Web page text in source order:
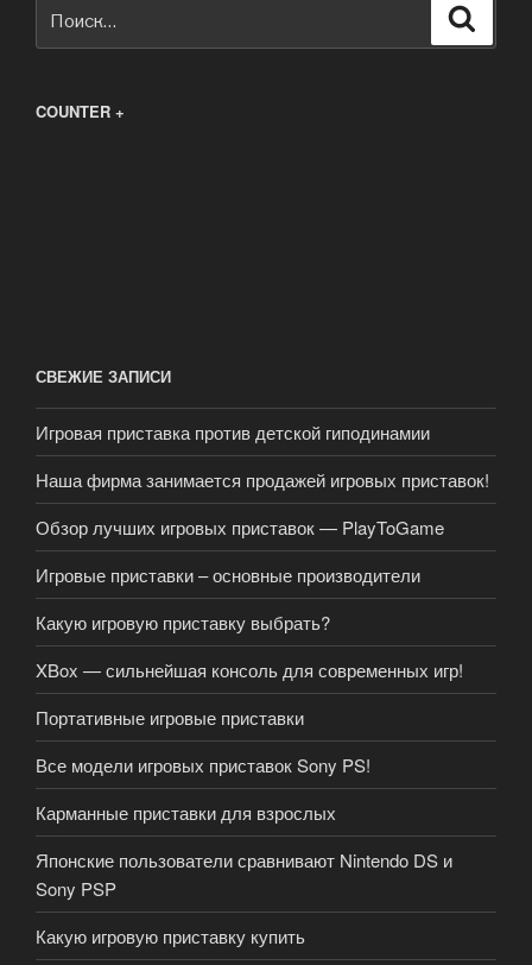
COUNTER +
СВЕЖИЕ ЗАПИСИ
Игровая приставка против детской гиподинамии
Наша фирма занимается продажей игровых приставок!
Обзор лучших игровых приставок — PlayToGame
Игровые приставки – основные производители
Какую игровую приставку выбрать?
XBox — сильнейшая консоль для современных игр!
Портативные игровые приставки
Все модели игровых приставок Sony PS!
Карманные приставки для взрослых
Японские пользователи сравнивают Nintendo DS и
Sony PSP
Какую игровую приставку купить